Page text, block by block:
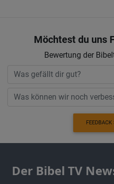
Möchtest du uns
Bewertung der
FEEDBACK
Der Bibel TV